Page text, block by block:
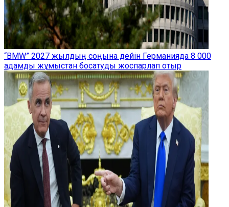
“BMW” 2027 жылдың соңына дейін Германияда 8 000
адамды жұмыстан босатуды жоспарлап отыр